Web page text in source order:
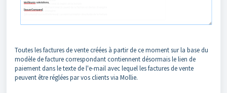
Toutes les factures de vente créées à partir de ce moment sur la base du
modèle de facture correspondant contiennent désormais le lien de
paiement dans le texte de l'e-mail avec lequel les factures de vente
peuvent être réglées par vos clients via Mollie.